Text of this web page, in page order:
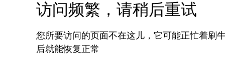
访问频繁，请稍后重试
您所要访问的页面不在这儿，它可能正忙着刷
后就能恢复正常